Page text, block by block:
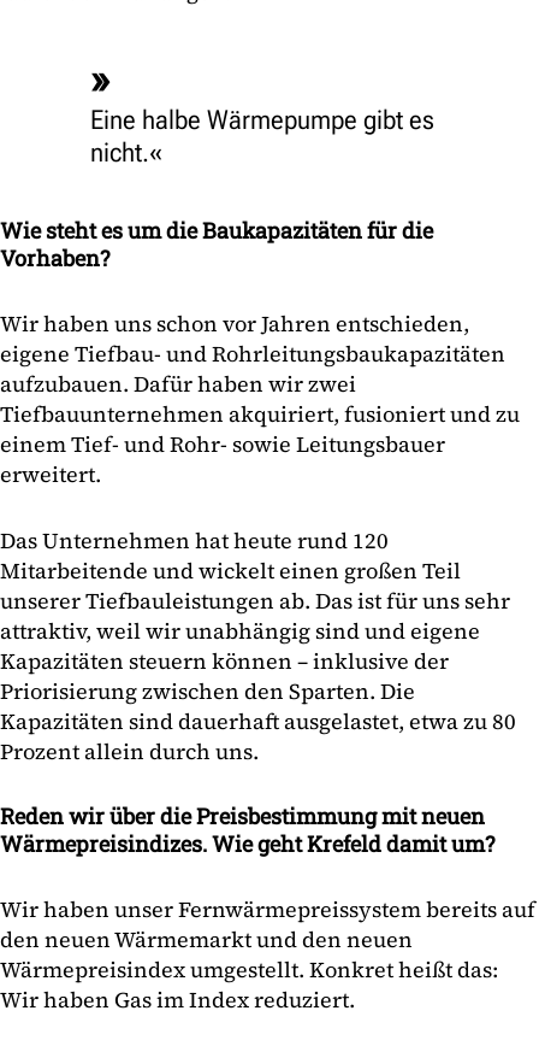
Eine halbe Wärmepumpe gibt es
nicht.
Wie steht es um die Baukapazitäten für die
Vorhaben?
Wir haben uns schon vor Jahren entschieden,
eigene Tiefbau- und Rohrleitungsbaukapazitäten
aufzubauen. Dafür haben wir zwei
Tiefbauunternehmen akquiriert, fusioniert und zu
einem Tief- und Rohr- sowie Leitungsbauer
erweitert.
Das Unternehmen hat heute rund 120
Mitarbeitende und wickelt einen großen Teil
unserer Tiefbauleistungen ab. Das ist für uns sehr
attraktiv, weil wir unabhängig sind und eigene
Kapazitäten steuern können – inklusive der
Priorisierung zwischen den Sparten. Die
Kapazitäten sind dauerhaft ausgelastet, etwa zu 80
Prozent allein durch uns.
Reden wir über die Preisbestimmung mit neuen
Wärmepreisindizes. Wie geht Krefeld damit um?
Wir haben unser Fernwärmepreissystem bereits auf
den neuen Wärmemarkt und den neuen
Wärmepreisindex umgestellt. Konkret heißt das:
Wir haben Gas im Index reduziert.